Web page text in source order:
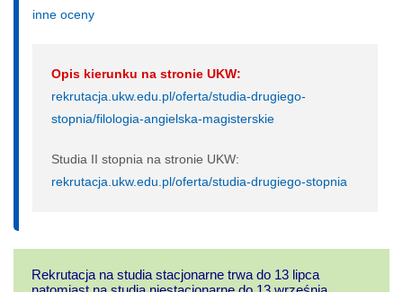
inne oceny
Opis kierunku na stronie UKW:
rekrutacja.ukw.edu.pl/oferta/studia-drugiego-
stopnia/filologia-angielska-magisterskie
Studia II stopnia na stronie UKW:
rekrutacja.ukw.edu.pl/oferta/studia-drugiego-stopnia
Rekrutacja na studia stacjonarne trwa do 13 lipca